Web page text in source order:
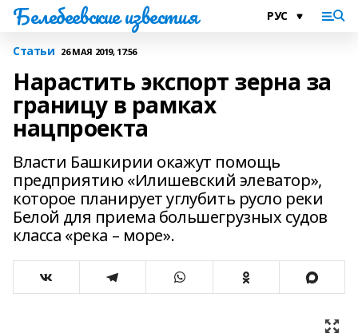
Белебеевские известия
Статьи 26 МАЯ 2019, 17:56
Нарастить экспорт зерна за
границу в рамках
нацпроекта
Власти Башкирии окажут помощь
предприятию «Илишевский элеватор»,
которое планирует углубить русло реки
Белой для приема большегрузных судов
класса «река – море».